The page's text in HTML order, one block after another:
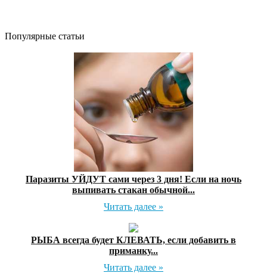
Популярные статьи
Паразиты УЙДУТ сами через 3 дня! Если на ночь
выпивать стакан обычной...
Читать далее »
РЫБА всегда будет КЛЕВАТЬ, если добавить в
приманку...
Читать далее »